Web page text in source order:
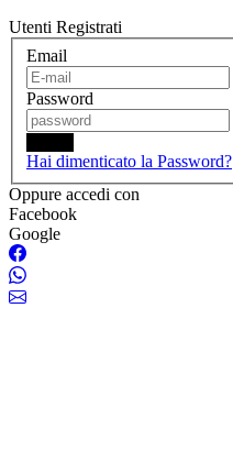
Utenti Registrati
Email
Password
Hai dimenticato la Password?
Oppure accedi con
Facebook
Google